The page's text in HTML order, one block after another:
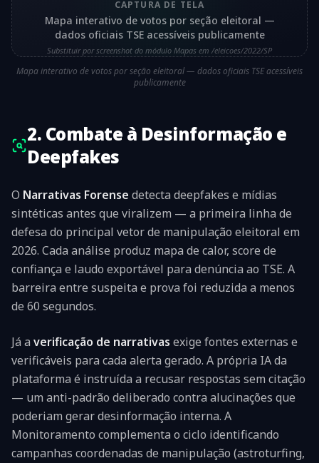
CAPTURA DE TELA
Mapa interativo de votos por seção eleitoral —
dados oficiais TSE acessíveis publicamente
Substituir por screenshot do módulo Mapas em /eleicoes/2022/SP
Mapa interativo de votos por seção eleitoral — dados oficiais TSE acessíveis
publicamente
2. Combate à Desinformação e
Deepfakes
O Narrativas Forense detecta deepfakes e mídias
sintéticas antes que viralizem — a primeira linha de
defesa do principal vetor de manipulação eleitoral em
2026. Cada análise produz mapa de calor, score de
confiança e laudo exportável para denúncia ao TSE. A
barreira entre suspeita e prova foi reduzida a menos
de 60 segundos.
Já a verificação de narrativas exige fontes externas e
verificáveis para cada alerta gerado. A própria IA da
plataforma é instruída a recusar respostas sem citação
— um anti-padrão deliberado contra alucinações que
poderiam gerar desinformação interna. A
Monitoramento complementa o ciclo identificando
campanhas coordenadas de manipulação (astroturfing,